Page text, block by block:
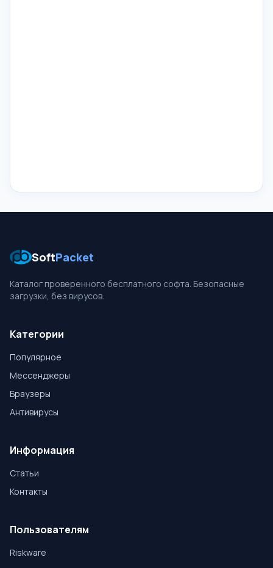
SoftPacket
Каталог проверенного бесплатного софта. Безопасные
загрузки, без вирусов.
Категории
Популярное
Мессенджеры
Браузеры
Антивирусы
Информация
Статьи
Контакты
Пользователям
Riskware